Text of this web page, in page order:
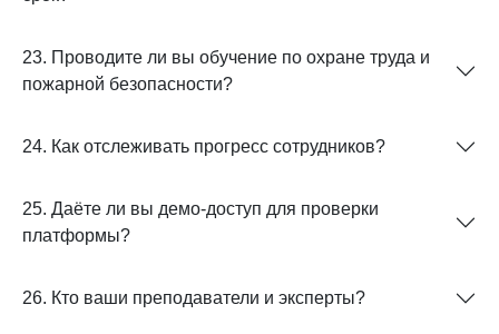
23. Проводите ли вы обучение по охране труда и
пожарной безопасности?
24. Как отслеживать прогресс сотрудников?
25. Даёте ли вы демо-доступ для проверки
платформы?
26. Кто ваши преподаватели и эксперты?